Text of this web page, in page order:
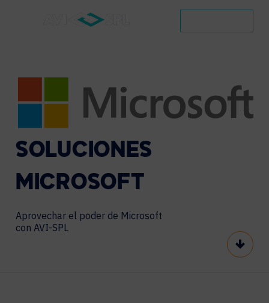
SOLUCIONES
MICROSOFT
Aprovechar el poder de Microsoft
con AVI-SPL
Scroll